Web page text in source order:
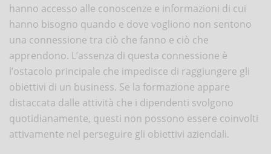
hanno accesso alle conoscenze e informazioni di cui
hanno bisogno quando e dove vogliono non sentono
una connessione tra ciò che fanno e ciò che
apprendono. L’assenza di questa connessione è
l’ostacolo principale che impedisce di raggiungere gli
obiettivi di un business. Se la formazione appare
distaccata dalle attività che i dipendenti svolgono
quotidianamente, questi non possono essere coinvolti
attivamente nel perseguire gli obiettivi aziendali.